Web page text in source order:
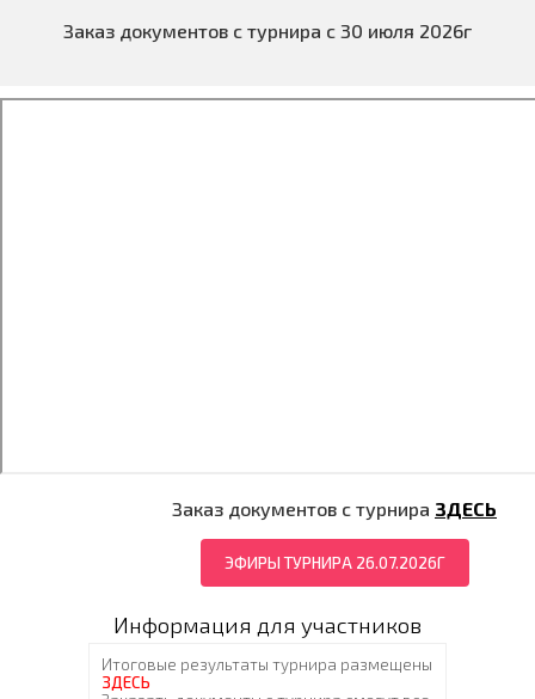
Заказ документов с турнира с 30 июля 2026г
Заказ документов с турнира ЗДЕСЬ
ЭФИРЫ ТУРНИРА 26.07.2026Г
Информация для участников